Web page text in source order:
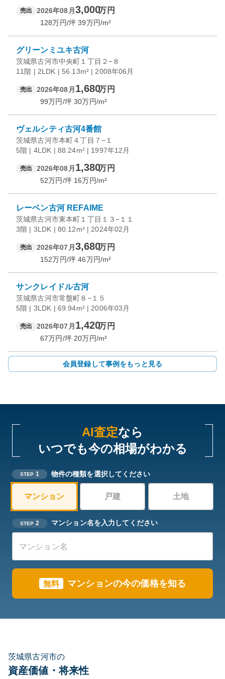
売出 2026年08月 3,000万円
128万円/坪 39万円/m²
グリーンミユキ古河
茨城県古河市中央町１丁目２−８
11階 | 2LDK | 56.13m² | 2008年06月
売出 2026年08月 1,680万円
99万円/坪 30万円/m²
ヴェルシティ古河4番館
茨城県古河市本町４丁目７−１
5階 | 4LDK | 88.24m² | 1997年12月
売出 2026年08月 1,380万円
52万円/坪 16万円/m²
レーベン古河 REFAIME
茨城県古河市東本町１丁目１３−１１
3階 | 3LDK | 80.12m² | 2024年02月
売出 2026年07月 3,680万円
152万円/坪 46万円/m²
サンクレイドル古河
茨城県古河市常盤町８−１５
5階 | 3LDK | 69.94m² | 2006年03月
売出 2026年07月 1,420万円
67万円/坪 20万円/m²
会員登録して事例をもっと見る
AI査定なら
いつでも今の相場がわかる
STEP 1 物件の種類を選択してください
マンション 戸建 土地
STEP 2 マンション名を入力してください
無料 マンションの今の価格を知る
茨城県古河市の
資産価値・将来性